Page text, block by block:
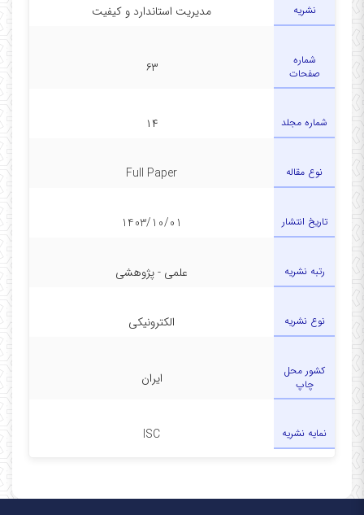
نشریه مدیریت استاندارد و کیفیت
شماره
صفحات
۶۳
شماره مجلد ۱۴
نوع مقاله Full Paper
تاریخ انتشار 1403/10/01
رتبه نشریه علمی - پژوهشی
نوع نشریه الکترونیکی
کشور محل
چاپ
ایران
نمایه نشریه ISC